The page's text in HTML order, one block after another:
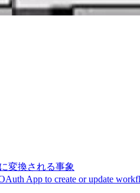
変換される事象
App to create or update